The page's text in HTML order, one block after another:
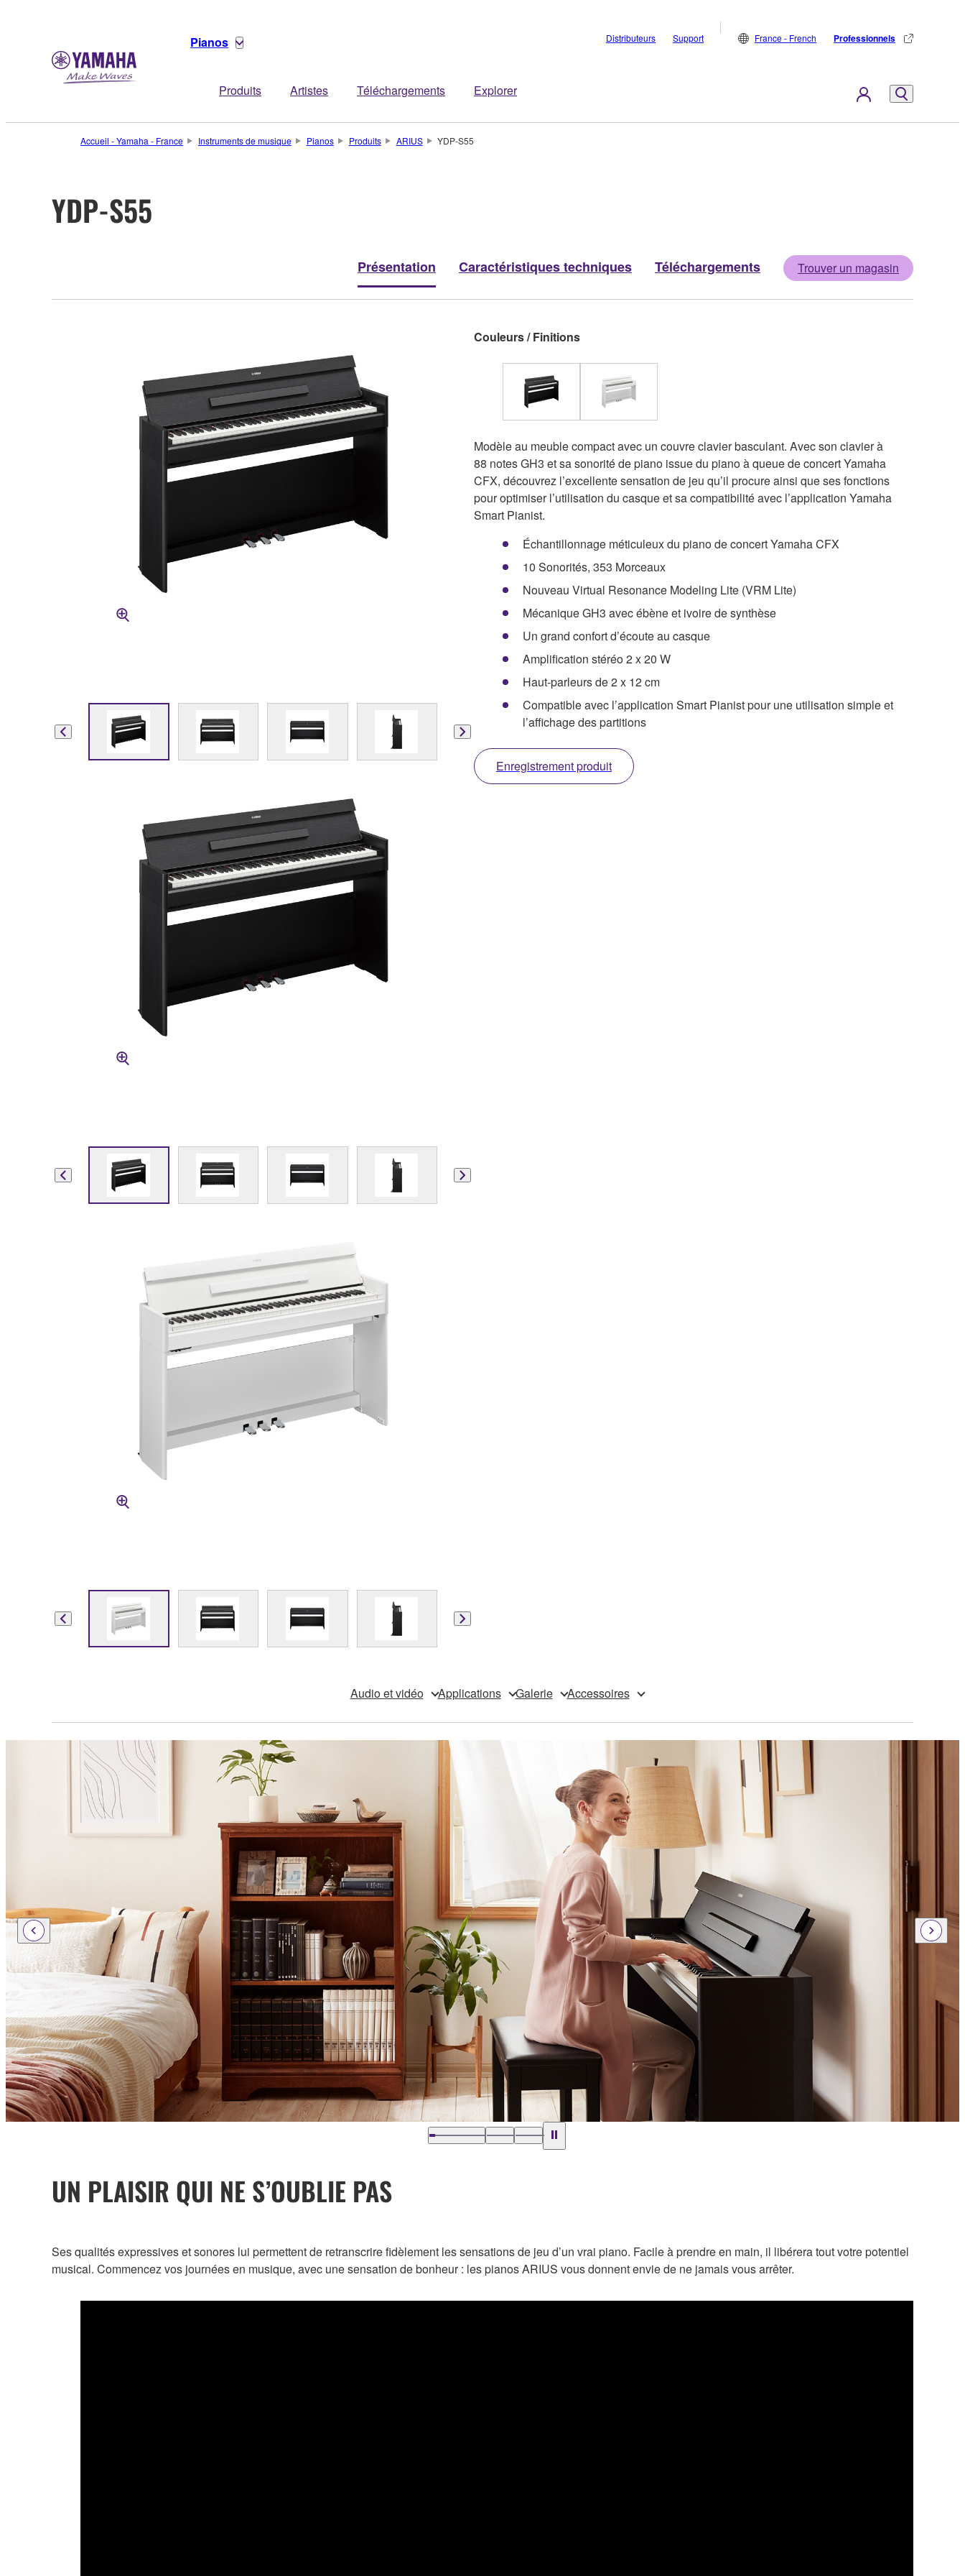
Pianos
Produits Artistes Téléchargements Explorer
Distributeurs Support France - French Professionnels
Accueil - Yamaha - France Instruments de musique Pianos Produits ARIUS YDP-S55
YDP-S55
Présentation Caractéristiques techniques Téléchargements Trouver un magasin
Couleurs / Finitions
Modèle au meuble compact avec un couvre clavier basculant. Avec son clavier à
88 notes GH3 et sa sonorité de piano issue du piano à queue de concert Yamaha
CFX, découvrez l’excellente sensation de jeu qu’il procure ainsi que ses fonctions
pour optimiser l’utilisation du casque et sa compatibilité avec l’application Yamaha
Smart Pianist.
Échantillonnage méticuleux du piano de concert Yamaha CFX
10 Sonorités, 353 Morceaux
Nouveau Virtual Resonance Modeling Lite (VRM Lite)
Mécanique GH3 avec ébène et ivoire de synthèse
Un grand confort d’écoute au casque
Amplification stéréo 2 x 20 W
Haut-parleurs de 2 x 12 cm
Compatible avec l’application Smart Pianist pour une utilisation simple et
l’affichage des partitions
Enregistrement produit
Audio et vidéo Applications Galerie Accessoires
UN PLAISIR QUI NE S’OUBLIE PAS
Ses qualités expressives et sonores lui permettent de retranscrire fidèlement les sensations de jeu d’un vrai piano. Facile à prendre en main, il libérera tout votre potentiel
musical. Commencez vos journées en musique, avec une sensation de bonheur : les pianos ARIUS vous donnent envie de ne jamais vous arrêter.